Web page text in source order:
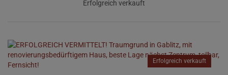
Erfolgreich verkauft
Erfolgreich verkauft